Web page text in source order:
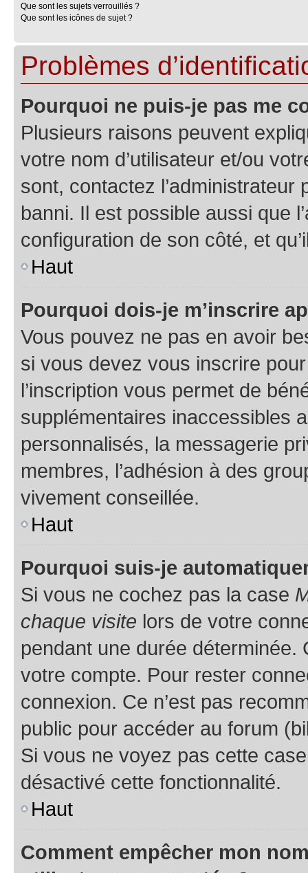
Que sont les sujets verrouillés ?
Que sont les icônes de sujet ?
Problèmes
Pourquoi ne puis-je pas me
Plusieurs raisons peuvent
votre nom d’utilisateur et/ou
sont, contactez l’administrateur
banni. Il est possible aussi que
configuration de son côté, et
Haut
Pourquoi dois-je m’inscrire
Vous pouvez ne pas en avoir
si vous devez vous inscrire
l’inscription vous permet de
supplémentaires inaccessibles
personnalisés, la messagerie
membres, l’adhésion à des
vivement conseillée.
Haut
Pourquoi suis-je
Si vous ne cochez pas la case
chaque visite lors de votre
pendant une durée déterminée.
votre compte. Pour rester
connexion. Ce n’est pas
public pour accéder au forum
Si vous ne voyez pas cette
désactivé cette fonctionnalité.
Haut
Comment empêcher mon